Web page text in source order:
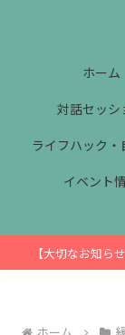
ホーム
対話セッシ
ライフハック・
イベント
【大切なお知ら